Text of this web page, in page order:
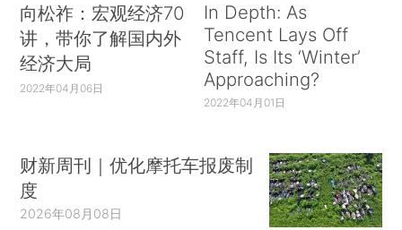
向松祚：宏观经济70
讲，带你了解国内外
经济大局
2022年04月06日
In Depth: As
Tencent Lays Off
Staff, Is Its ‘Winter’
Approaching?
2022年04月01日
财新周刊｜优化摩托车报废制
度
2026年08月08日